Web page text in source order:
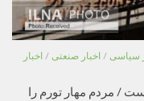
سیاسی / اخبار صنعتی / اخبار
/ مردم مهار تورم را